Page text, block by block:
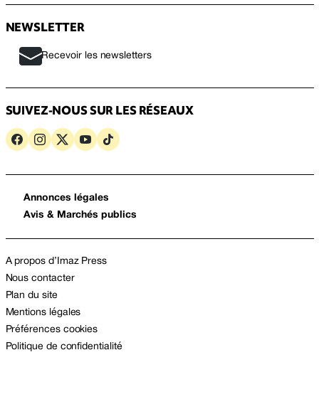
NEWSLETTER
Recevoir les newsletters
SUIVEZ-NOUS SUR LES RÉSEAUX
Annonces légales
Avis & Marchés publics
A propos d’Imaz Press
Nous contacter
Plan du site
Mentions légales
Préférences cookies
Politique de confidentialité